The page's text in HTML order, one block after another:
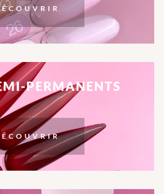
PERMANENTS